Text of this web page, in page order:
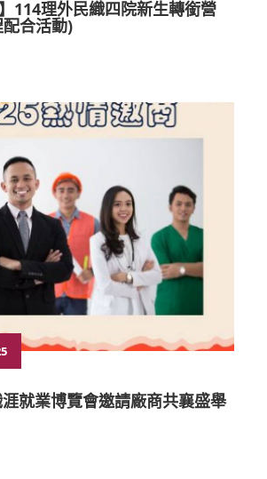
114理外民織四院新生轉銜營
合活動)
就業博覽會邀請廠商共襄盛舉